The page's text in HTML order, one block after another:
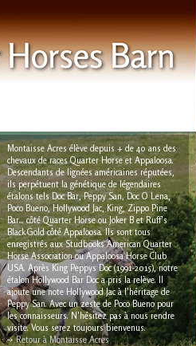
Montaisse Acres élève depuis + de 40 ans des
chevaux de races Quarter Horse et Appaloosa.
Descendants de lignées américaines réputées,
ils perpétuent la génétique de légendaires
étalons tels Doc Bar, Peppy San, Doc O Lena,
Poco Bueno, Hollywood Jac, King, Zippo Pine
Bar... côté Quarter Horse ou Joker B et Ruff's
Black Gold côté Appaloosa. Ils sont tous
enregistrés aux Studbooks American Quarter
Horse Association ou Appaloosa Horse Club
USA. Après King Peppys Doc (1991-2015), notre
étalon Hollywood Bar Doc a pris la relève. Il
ajoute une note Hollywood Jac à l'héritage de
Peppy San. Avec un zeste de Poco Bueno pour
les connaisseurs. N'hésitez pas à nous rendre
visite. Vous serez toujours bienvenus.
Retour à Montaisse Acres